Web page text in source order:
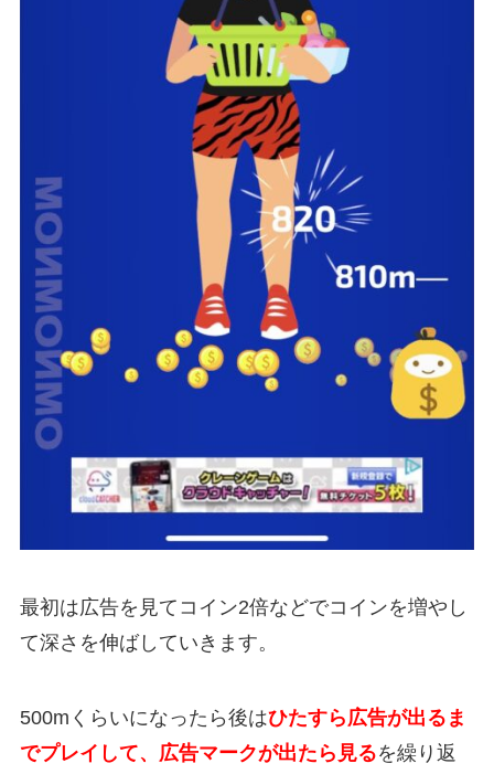
最初は広告を見てコイン2倍などでコインを増やし
て深さを伸ばしていきます。
500mくらいになったら後はひたすら広告が出るま
でプレイして、広告マークが出たら見るを繰り返